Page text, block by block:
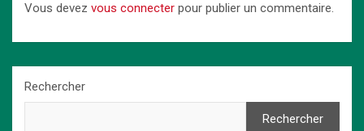
Vous devez vous connecter pour publier un commentaire.
Rechercher
Rechercher